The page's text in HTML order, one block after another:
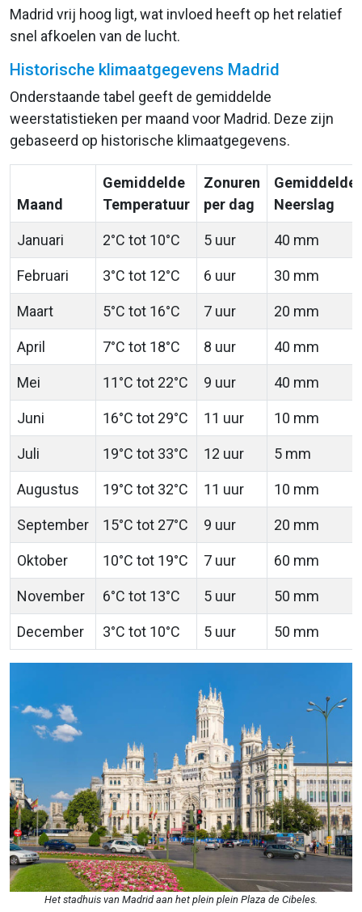
Madrid vrij hoog ligt, wat invloed heeft op het relatief
snel afkoelen van de lucht.
Historische klimaatgegevens Madrid
Onderstaande tabel geeft de gemiddelde
weerstatistieken per maand voor Madrid. Deze zijn
gebaseerd op historische klimaatgegevens.
Maand
Gemiddelde
Temperatuur
Zonuren
per dag
Gemiddelde
Neerslag
Januari 2°C tot 10°C 5 uur 40 mm
Februari 3°C tot 12°C 6 uur 30 mm
Maart 5°C tot 16°C 7 uur 20 mm
April 7°C tot 18°C 8 uur 40 mm
Mei 11°C tot 22°C 9 uur 40 mm
Juni 16°C tot 29°C 11 uur 10 mm
Juli 19°C tot 33°C 12 uur 5 mm
Augustus 19°C tot 32°C 11 uur 10 mm
September 15°C tot 27°C 9 uur 20 mm
Oktober 10°C tot 19°C 7 uur 60 mm
November 6°C tot 13°C 5 uur 50 mm
December 3°C tot 10°C 5 uur 50 mm
Het stadhuis van Madrid aan het plein plein Plaza de Cibeles.